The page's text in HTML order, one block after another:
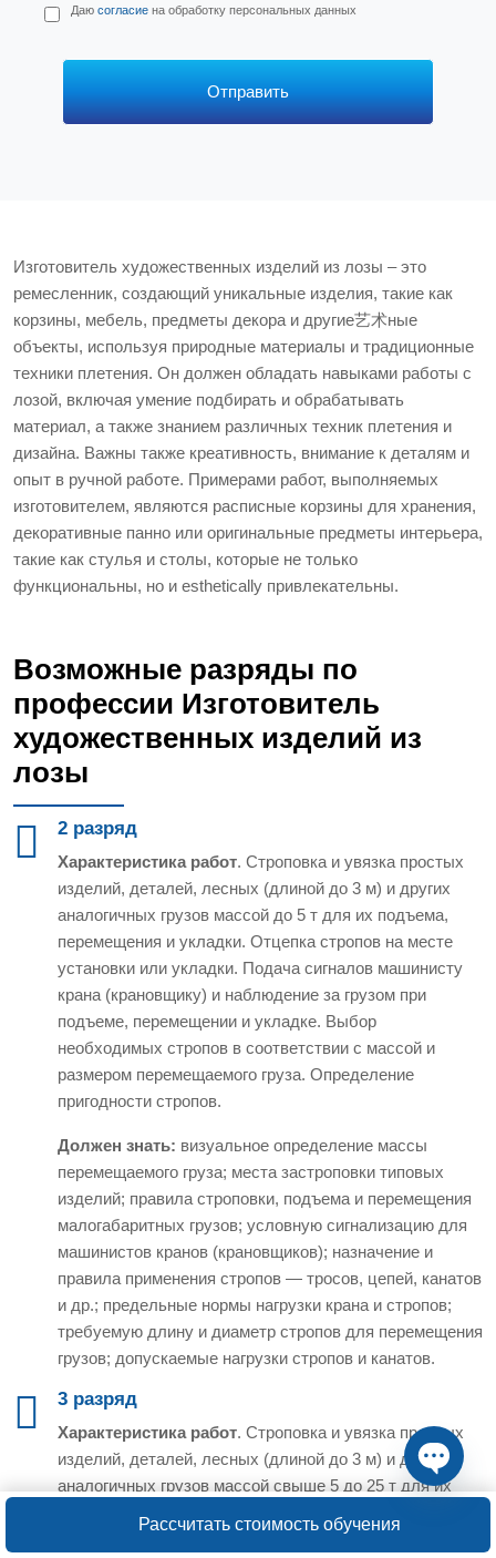
П
е
Даю согласиена обработку персональных данных
Отправить
Изготовитель художественных изделий из лозы – это
ремесленник, создающий уникальные изделия, такие как
корзины, мебель, предметы декора и другие艺术ные
объекты, используя природные материалы и традиционные
техники плетения. Он должен обладать навыками работы с
лозой, включая умение подбирать и обрабатывать
материал, а также знанием различных техник плетения и
дизайна. Важны также креативность, внимание к деталям и
опыт в ручной работе. Примерами работ, выполняемых
изготовителем, являются расписные корзины для хранения,
декоративные панно или оригинальные предметы интерьера,
такие как стулья и столы, которые не только
функциональны, но и esthetically привлекательны.
Возможные разряды по
профессии Изготовитель
художественных изделий из
лозы
2 разряд
Характеристика работ. Строповка и увязка простых
изделий, деталей, лесных (длиной до 3 м) и других
аналогичных грузов массой до 5 т для их подъема,
перемещения и укладки. Отцепка стропов на месте
установки или укладки. Подача сигналов машинисту
крана (крановщику) и наблюдение за грузом при
подъеме, перемещении и укладке. Выбор
необходимых стропов в соответствии с массой и
размером перемещаемого груза. Определение
пригодности стропов.
Должен знать: визуальное определение массы
перемещаемого груза; места застроповки типовых
изделий; правила строповки, подъема и перемещения
малогабаритных грузов; условную сигнализацию для
машинистов кранов (крановщиков); назначение и
правила применения стропов — тросов, цепей, канатов
и др.; предельные нормы нагрузки крана и стропов;
требуемую длину и диаметр стропов для перемещения
грузов; допускаемые нагрузки стропов и канатов.
3 разряд
Характеристика работ. Строповка и увязка простых
изделий, деталей, лесных (длиной до 3 м) и других
аналогичных грузов массой свыше 5 до 25 т для их
грузов средней сложности, лесных грузов (длиной
Open
Рассчитать стоимость обучения